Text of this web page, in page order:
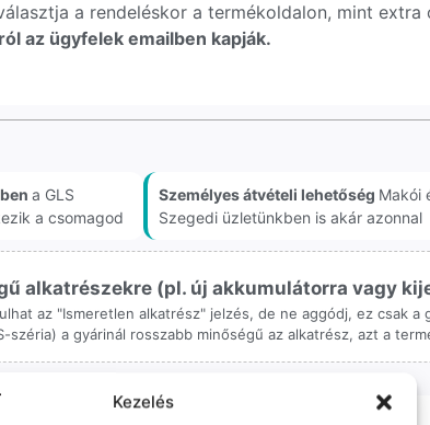
Kezelés
a rendeléskor a termékoldalon, mint extra
az ügyfelek emailben kapják.
a GLS
a csomagod
Személyes átvételi lehetőség Makói
Szegedi üzletünkben is akár azonnal
alkatrészekre (pl. új akkumulátorra vagy
az "Ismeretlen alkatrész" jelzés, de ne aggódj, ez csak
a gyárinál rosszabb minőségű az alkatrész, azt a